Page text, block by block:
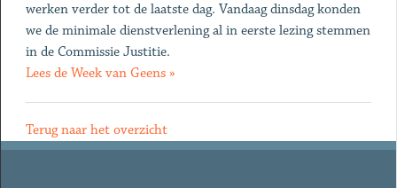
werken verder tot de laatste dag. Vandaag dinsdag konden
we de minimale dienstverlening al in eerste lezing stemmen
in de Commissie Justitie.
Lees de Week van Geens »
Terug naar het overzicht